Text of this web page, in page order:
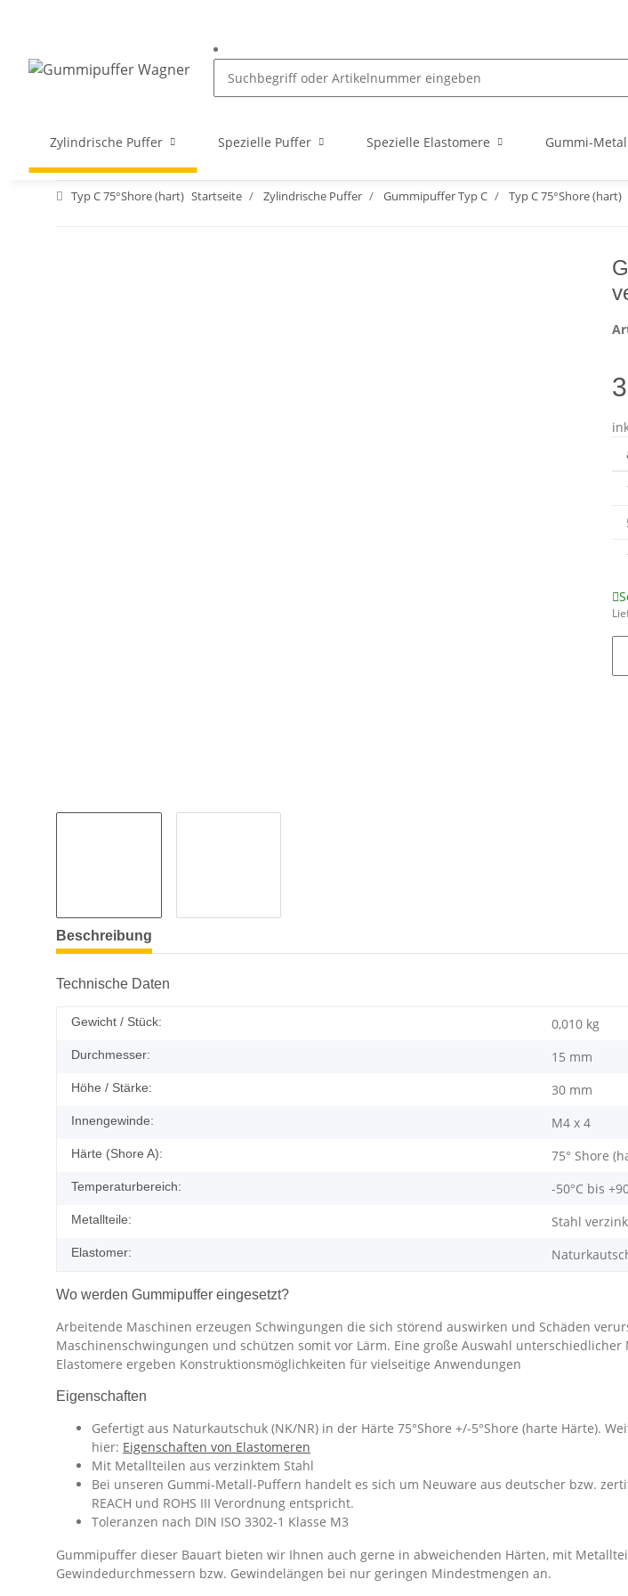
Zylindrische Puffer Spezielle Puffer Spezielle Elastomere Gummi-
Typ C 75°Shore (hart) Startseite Zylindrische Puffer Gummipuffer Typ C Typ C 75°Shore (hart)
Beschreibung
Technische Daten
Gewicht / Stück: 0,010 kg
Durchmesser: 15 mm
Höhe / Stärke: 30 mm
Innengewinde: M4 x 4
Härte (Shore A): 75° Shore
Temperaturbereich: -50°C bis
Metallteile: Stahl
Elastomer:
Wo werden Gummipuffer eingesetzt?
Arbeitende Maschinen erzeugen Schwingungen die sich störend auswirken und Schäden
Maschinenschwingungen und schützen somit vor Lärm. Eine große Auswahl
Elastomere ergeben Konstruktionsmöglichkeiten für vielseitige Anwendungen
Eigenschaften
Gefertigt aus Naturkautschuk (NK/NR) in der Härte 75°Shore +/-5°Shore (harte Härte).
hier: Eigenschaften von Elastomeren
Mit Metallteilen aus verzinktem Stahl
Bei unseren Gummi-Metall-Puffern handelt es sich um Neuware aus deutscher bzw.
REACH und ROHS III Verordnung entspricht.
Toleranzen nach DIN ISO 3302-1 Klasse M3
Gummipuffer dieser Bauart bieten wir Ihnen auch gerne in abweichenden Härten, mit
Gewindedurchmessern bzw. Gewindelängen bei nur geringen Mindestmengen an.